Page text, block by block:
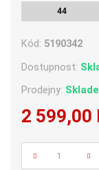
44
Kód: 5190342
Dostupnost:
Prodejny:
2 599,00
Počet